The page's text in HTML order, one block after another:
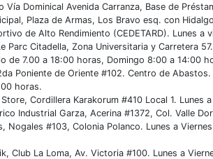
Vía Dominical Avenida Carranza, Base de
Plaza de Armas, Los Bravo esq. con
de Alto Rendimiento (CEDETARD). Lunes a
Parc Citadella, Zona Universitaria y Carretera
de 7.00 a 18:00 horas, Domingo 8:00 a 14:00
Poniente de Oriente #102. Centro de
horas.
Cordillera Karakorum #410 Local 1.
Industrial Garza, Acerina #1372, Col. Valle
Nogales #103, Colonia Polanco. Lunes a
Club La Loma, Av. Victoria #100. Lunes a